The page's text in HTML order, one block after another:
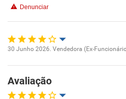
Recomenda esta empresa
Recomenda a diretoria
Denunciar
Ambiente de trabalho
30 Junho 2026. Vendedora (Ex-
Avaliação